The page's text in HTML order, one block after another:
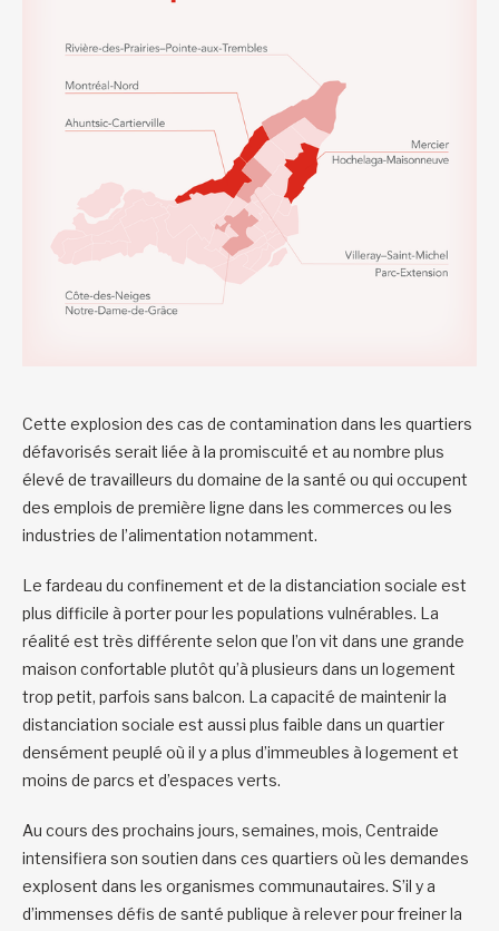
Cette explosion des cas de contamination dans les quartiers
défavorisés serait liée à la promiscuité et au nombre plus
élevé de travailleurs du domaine de la santé ou qui occupent
des emplois de première ligne dans les commerces ou les
industries de l’alimentation notamment.
Le fardeau du confinement et de la distanciation sociale est
plus difficile à porter pour les populations vulnérables. La
réalité est très différente selon que l’on vit dans une grande
maison confortable plutôt qu’à plusieurs dans un logement
trop petit, parfois sans balcon. La capacité de maintenir la
distanciation sociale est aussi plus faible dans un quartier
densément peuplé où il y a plus d’immeubles à logement et
moins de parcs et d’espaces verts.
Au cours des prochains jours, semaines, mois, Centraide
intensifiera son soutien dans ces quartiers où les demandes
explosent dans les organismes communautaires. S’il y a
d’immenses défis de santé publique à relever pour freiner la